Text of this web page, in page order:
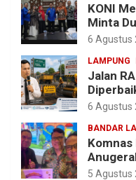
KONI
Minta
Porprov
6 Agustus
LAMPUNG
Jalan
6 Agustus
BANDAR
Komnas
Kombes
5 Agustus